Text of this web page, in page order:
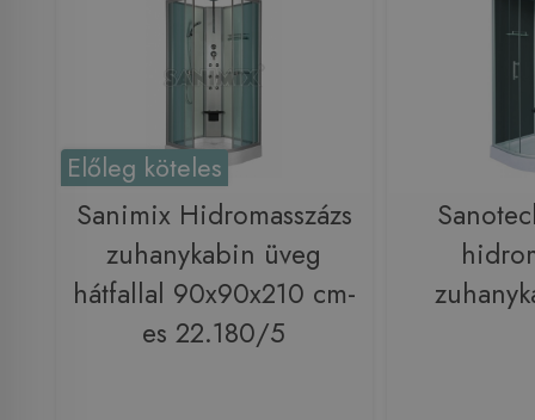
Előleg köteles
Sanimix Hidromasszázs
zuhanykabin üveg
hátfallal 90x90x210 cm-
es 22.180/5